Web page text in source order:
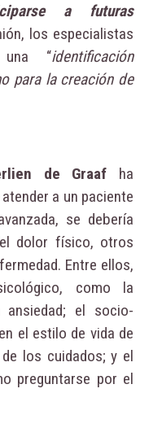
a futuras
los especialistas
una “identificación
para la creación de
de Graaf ha
a un paciente
se debería
dolor físico, otros
Entre ellos,
como la
el socio-
el estilo de vida de
los cuidados; y el
preguntarse por el